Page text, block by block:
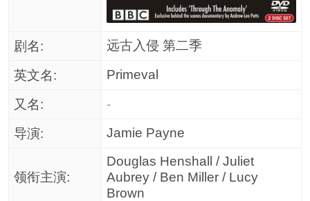
剧名: 远古入侵 第二季
英文名: Primeval
又名:
-
导演:
Jamie Payne
领衔主演:
Douglas Henshall / Juliet
Aubrey / Ben Miller / Lucy
Brown